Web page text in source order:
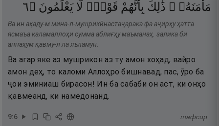
مَأْمَنَهُۥ ۚ ذَٰلِكَ بِأَنَّهُمْ قَوْمٌۭ لَّا يَعْلَمُونَ ۝٦
Ва ин аҳаду-м мина-л-мушрикӣнастаҷарака фа аҷирҳу ҳатта
ясмаъа каламаллоҳи сумма аблиғҳу маъманаҳ. залика би
аннаҳум қавму-л ла яъламун.
Ва агар яке аз мушрикон аз ту амон хоҳад, вайро
амон деҳ, то каломи Аллоҳро бишнавад, пас, ӯро ба
ҷои эминиаш бирасон! Ин ба сабаби он аст, ки онҳо
қавмеанд, ки намедонанд.
9:6 тафсир